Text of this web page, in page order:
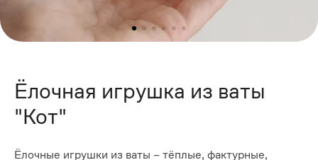
Ёлочная игрушка из ваты
"Кот"
Ёлочные игрушки из ваты – тёплые, фактурные,